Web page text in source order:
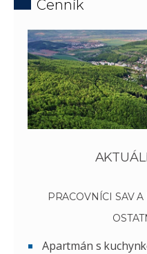
Cenník
PRACOVNÍCI SAV
Apartmán s